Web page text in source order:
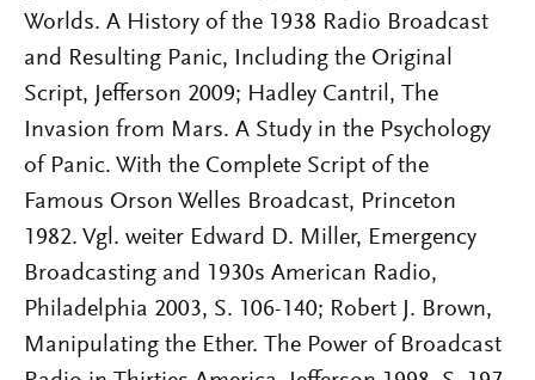
Worlds. A History of the 1938 Radio Broadcast
and Resulting Panic, Including the Original
Script, Jefferson 2009; Hadley Cantril, The
Invasion from Mars. A Study in the Psychology
of Panic. With the Complete Script of the
Famous Orson Welles Broadcast, Princeton
1982. Vgl. weiter Edward D. Miller, Emergency
Broadcasting and 1930s American Radio,
Philadelphia 2003, S. 106-140; Robert J. Brown,
Manipulating the Ether. The Power of Broadcast